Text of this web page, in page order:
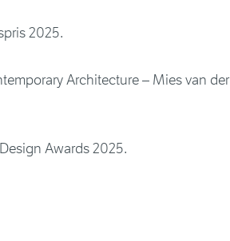
2025.
Architecture – Mies van der
Awards 2025.